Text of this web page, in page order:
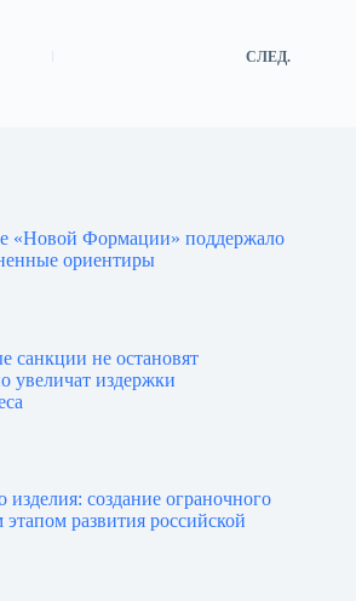
СЛЕД.
«Новой Формации» поддержало
ориентиры
санкции не остановят
увеличат издержки
создание ограночного
развития российской